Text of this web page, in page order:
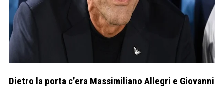
Dietro la porta c’era Massimiliano Allegri e Giovanni